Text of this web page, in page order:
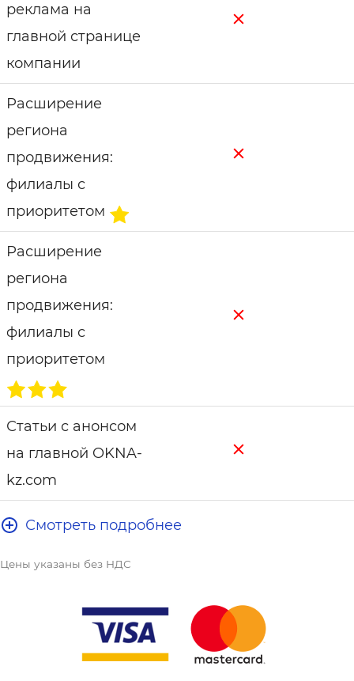
реклама на
главной странице
компании
Расширение
региона
продвижения:
филиалы с
приоритетом
Расширение
региона
продвижения:
филиалы с
приоритетом
Статьи с анонсом
на главной OKNA-
kz.com
Смотреть подробнее
Выделено в поиске
компании с
контактами,
Цены указаны без НДС